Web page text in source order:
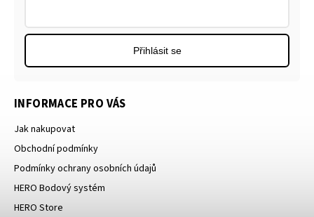
INFORMACE PRO VÁS
Jak nakupovat
Obchodní podmínky
Podmínky ochrany osobních údajů
HERO Bodový systém
HERO Store
Přihlásit se